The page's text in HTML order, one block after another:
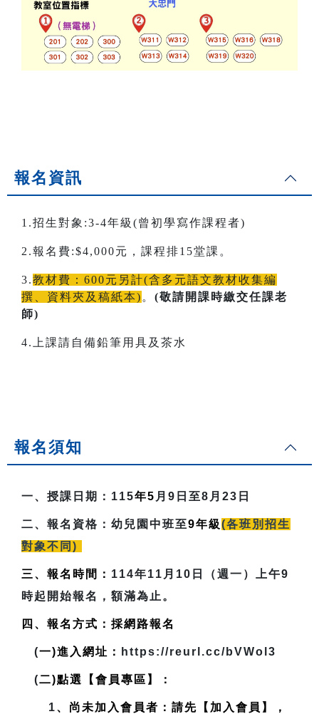
報名資訊
1.招生對象:3-4年級(曾初學寫作課程者)
2.報名費:$4,000元，課程排15堂課。
3.教材費：600元另計(含多元語文教材收集編
撰、資料夾及稿紙本) 。 (敬請開課時繳交任課老
師)
4.上課請自備鉛筆用具及茶水
報名須知
一、授課日期： 115年5 月9日至8月23日
二、報名資格： 幼兒園中班至9年級(各班別招生
對象不同)
三、報名時間： 114年11月10日（週一）上午9
時起開始報名，額滿為止。
四、報名方式：採網路報名
(一)進入網址： https://reurl.cc/bVWol3
(二)點選【會員專區】：
1、尚未加入會員者：請先【加入會員】，